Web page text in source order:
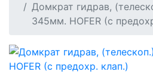
Домкрат гидрав,
345мм. HOFER (с